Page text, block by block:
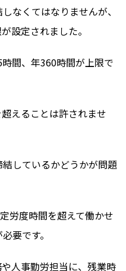
なくてはなりませんが、
設定されました。
間、年360時間が上限で
えることは許されませ
しているかどうかが問題
労度時間を超えて働かせ
要です。
人事勤労担当に、残業時